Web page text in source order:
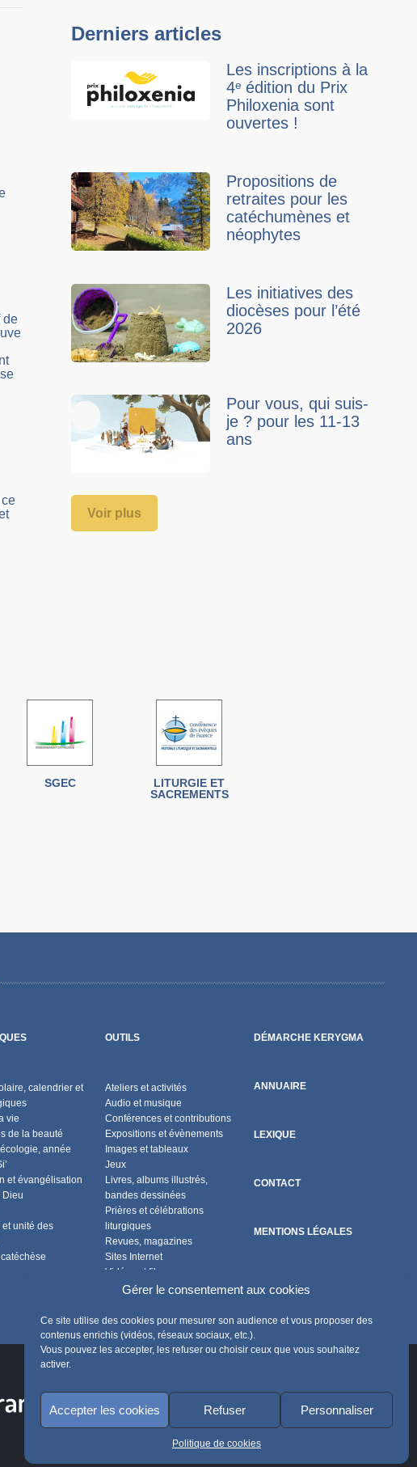
Gérer le consentement aux cookies
Ce site utilise des cookies pour mesurer son audience et vous proposer des
contenus enrichis (vidéos, réseaux sociaux, etc.).
Vous pouvez les accepter, les refuser ou choisir ceux que vous souhaitez
activer.
Accepter les cookies Refuser Personnaliser
Politique de cookies
de
Derniers articles
Les inscriptions à la
4ᵉ édition du Prix
Philoxenia sont
ouvertes !
Propositions de
retraites pour les
catéchumènes et
néophytes
Les initiatives des
diocèses pour l’été
2026
Pour vous, qui suis-
je ? pour les 11-13
ans
Voir plus
SGEC
LITURGIE ET
SACREMENTS
calendrier et
vie
de la beauté
année
et évangélisation
Dieu
unité des
OUTILS
Ateliers et activités
Audio et musique
Conférences et contributions
Expositions et évènements
Images et tableaux
Jeux
Livres, albums illustrés,
bandes dessinées
Prières et célébrations
liturgiques
Revues, magazines
Sites Internet
Vidéos et films
Flux RSS
DÉMARCHE KERYGMA
ANNUAIRE
LEXIQUE
CONTACT
MENTIONS LÉGALES